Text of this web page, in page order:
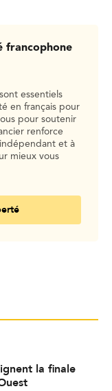
francophone
essentiels
en français pour
pour soutenir
renforce
et à
mieux vous
la finale